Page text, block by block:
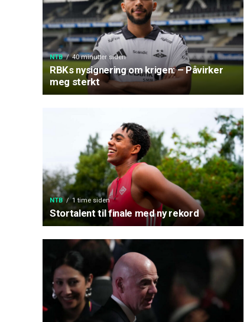
NTB 40 minutter siden
RBKs nysignering om krigen: – Påvirker
meg sterkt
NTB 1 time siden
Stortalent til finale med ny rekord